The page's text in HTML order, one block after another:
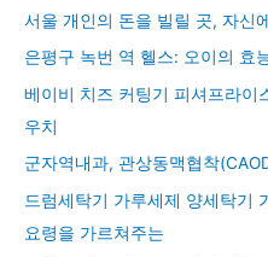
서울 개인의 돈을 빌릴 곳, 자신
은평구 녹번 역 헬스: 오이의 효
베이비 치즈 커팅기 피셔프라이
우치
군자역내과, 관상동맥협착
드럼세탁기 가루세제 양세탁기
요령을 가르쳐주는